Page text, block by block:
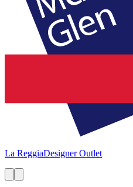
La ReggiaDesigner Outlet